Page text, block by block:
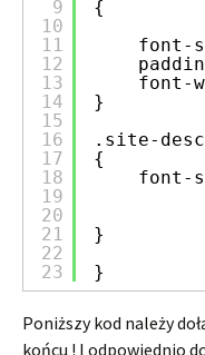
9
10
11
12
13
14
15
16
17
18
19
20
21
22
23
{
font-
font-
}
.site-
{
font-
}
}
Poniższy kod należy
końcu ! I odpowiednio